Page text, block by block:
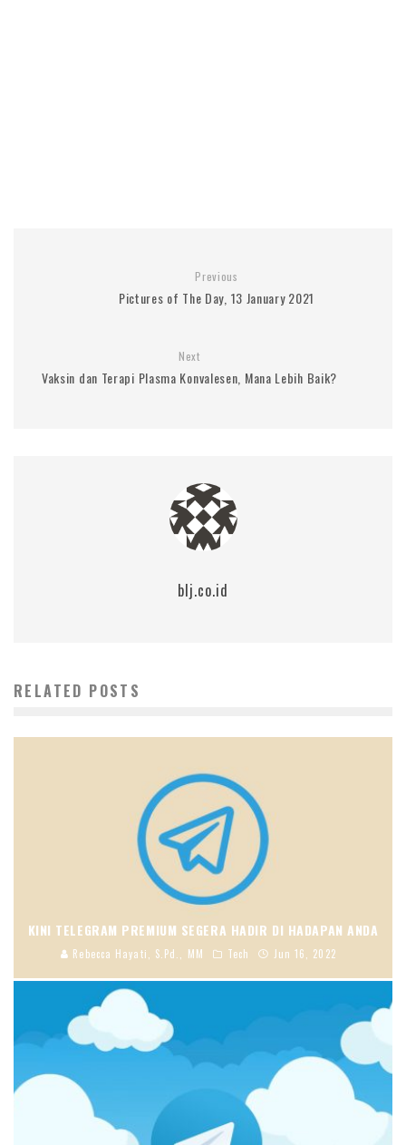
Previous
Pictures of The Day, 13 January 2021
Next
Vaksin dan Terapi Plasma Konvalesen, Mana Lebih Baik?
blj.co.id
RELATED POSTS
KINI TELEGRAM PREMIUM SEGERA HADIR DI HADAPAN ANDA
Rebecca Hayati, S.Pd., MM Tech Jun 16, 2022